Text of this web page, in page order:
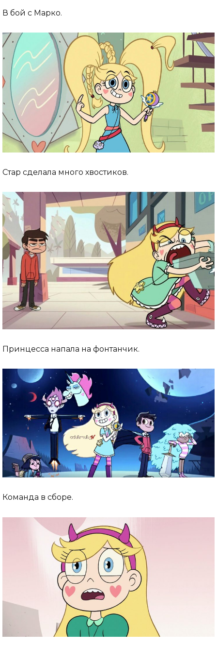
В бой с Марко.
Стар сделала много хвостиков.
Принцесса напала на фонтанчик.
Команда в сборе.